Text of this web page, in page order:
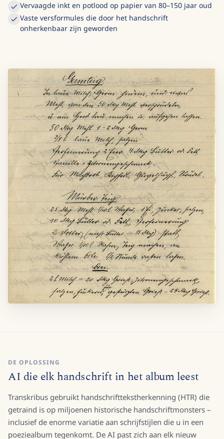
Vervaagde inkt en potlood op papier van 80–150 jaar oud
Vaste versformules die door het handschrift
onherkenbaar zijn geworden
DE OPLOSSING
AI die elk handschrift in het album leest
Transkribus gebruikt handschrifttekstherkenning (HTR) die
getraind is op miljoenen historische handschriftmonsters –
inclusief de enorme variatie aan schrijfstijlen die u in een
poeziealbum tegenkomt. De AI past zich aan elk nieuw